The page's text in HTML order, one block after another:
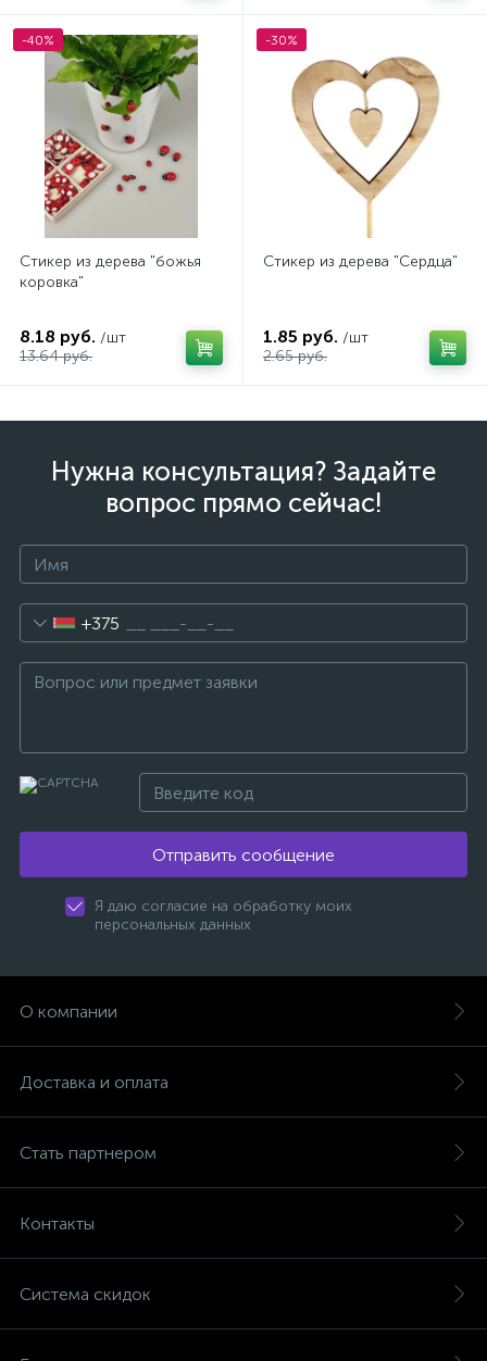
-40%
Стикер из дерева "божья
коровка"
8.18 руб. /шт
13.64 руб.
-30%
Стикер из дерева "Сердца"
1.85 руб. /шт
2.65 руб.
Нужна консультация? Задайте
вопрос прямо сейчас!
+375
Отправить сообщение
Я даю согласие на обработку моих
персональных данных
О компании
Доставка и оплата
Стать партнером
Контакты
Система скидок